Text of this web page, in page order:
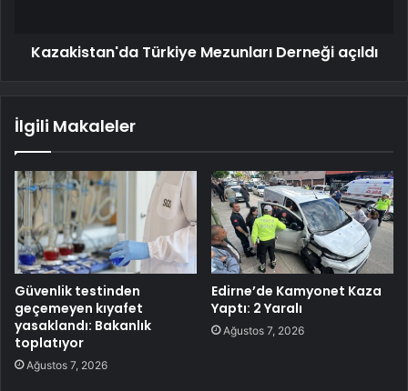
Kazakistan'da Türkiye Mezunları Derneği açıldı
İlgili Makaleler
Güvenlik testinden
geçemeyen kıyafet
yasaklandı: Bakanlık
toplatıyor
Ağustos 7, 2026
Edirne’de Kamyonet Kaza
Yaptı: 2 Yaralı
Ağustos 7, 2026